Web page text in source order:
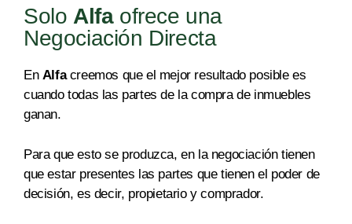
Solo Alfaofrece una
Negociación Directa
En Alfacreemos que el mejor resultado posible es
cuando todas las partes de la compra de inmuebles
ganan.
Para que esto se produzca, en la negociación tienen
que estar presentes las partes que tienen el poder de
decisión, es decir, propietario y comprador.